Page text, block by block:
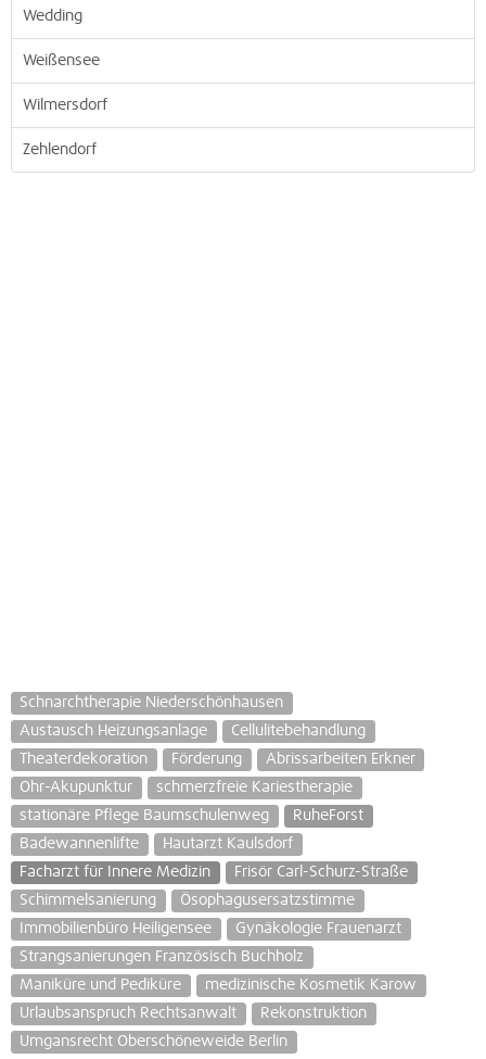
Wedding
Weißensee
Wilmersdorf
Zehlendorf
Schnarchtherapie Niederschönhausen
Austausch Heizungsanlage
Cellulitebehandlung
Theaterdekoration
Förderung
Abrissarbeiten Erkner
Ohr-Akupunktur
schmerzfreie Kariestherapie
stationäre Pflege Baumschulenweg
RuheForst
Badewannenlifte
Hautarzt Kaulsdorf
Facharzt für Innere Medizin
Frisör Carl-Schurz-Straße
Schimmelsanierung
Ösophagusersatzstimme
Immobilienbüro Heiligensee
Gynäkologie Frauenarzt
Strangsanierungen Französisch Buchholz
Maniküre und Pediküre
medizinische Kosmetik Karow
Urlaubsanspruch Rechtsanwalt
Rekonstruktion
Umgansrecht Oberschöneweide Berlin